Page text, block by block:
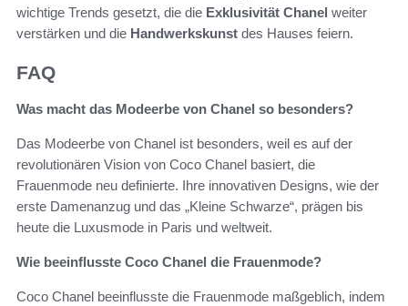
wichtige Trends gesetzt, die die Exklusivität Chanel weiter
verstärken und die Handwerkskunst des Hauses feiern.
FAQ
Was macht das Modeerbe von Chanel so besonders?
Das Modeerbe von Chanel ist besonders, weil es auf der
revolutionären Vision von Coco Chanel basiert, die
Frauenmode neu definierte. Ihre innovativen Designs, wie der
erste Damenanzug und das „Kleine Schwarze“, prägen bis
heute die Luxusmode in Paris und weltweit.
Wie beeinflusste Coco Chanel die Frauenmode?
Coco Chanel beeinflusste die Frauenmode maßgeblich, indem